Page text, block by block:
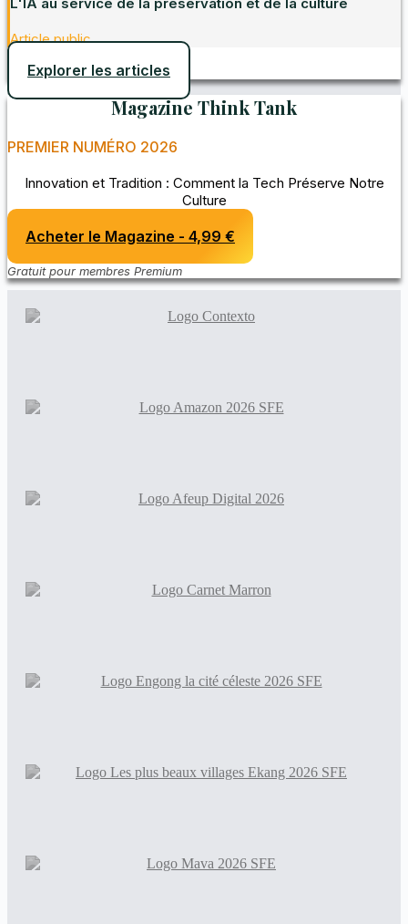
Article public
Explorer les articles
Magazine Think Tank
PREMIER NUMÉRO 2026
Innovation et Tradition : Comment la Tech Préserve Notre
Culture
Acheter le Magazine - 4,99 €
Gratuit pour membres Premium